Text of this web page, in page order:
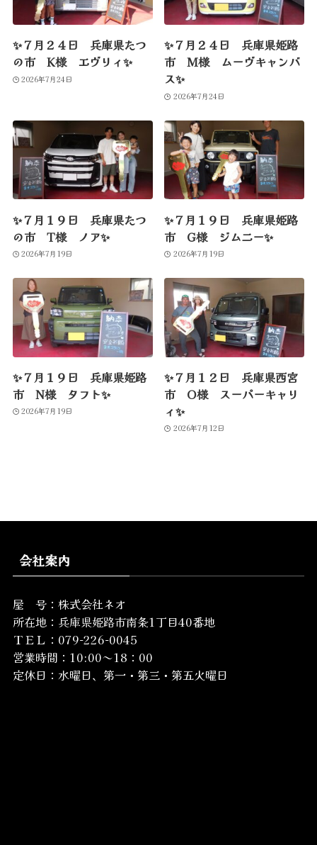
✨７月２４日 兵庫県たつ
の市 K様 エヴリィ✨
2026年7月24日
✨７月２４日 兵庫県姫路
市 M様 ムーヴキャンバ
ス✨
2026年7月24日
✨７月１９日 兵庫県たつ
の市 T様 ノア✨
2026年7月19日
✨７月１９日 兵庫県姫路
市 G様 ジムニー✨
2026年7月19日
✨７月１９日 兵庫県姫路
市 N様 タフト✨
2026年7月19日
✨７月１２日 兵庫県西宮
市 O様 スーパーキャリ
ィ✨
2026年7月12日
会社案内
屋 号：株式会社ネオ
所在地： 兵庫県姫路市南条1丁目40番地
ＴＥＬ：079-226-0045
営業時間：10:00～18：00
定休日：水曜日、第一・第三・第五火曜日